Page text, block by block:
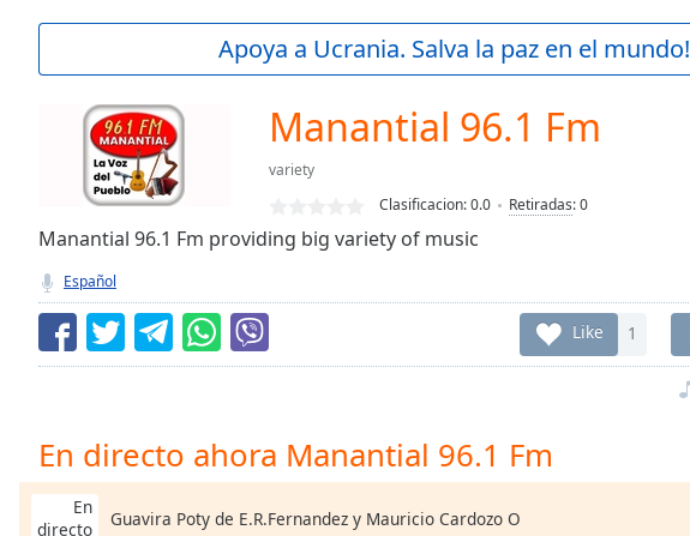
Current
Duration-:-
TypeLIVE
live,
currently
behind
LIVE
Remaining
Playback
Apoya a Ucrania. Salva la paz en el mundo!
Manantial 96.1 Fm
variety
Clasificacion:0.0 Retiradas:0
Manantial 96.1 Fm providing big variety of music
Español
Like 1
En directo ahora Manantial 96.1 Fm
En
directo
Guavira Poty de E.R.Fernandez y Mauricio Cardozo O